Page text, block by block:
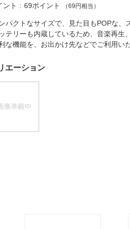
よくある質問・お問合せ
ご利用規約
ント
69ポイント （69円相当）
パクトなサイズで、見た目もPOPな、
テリーも内蔵しているため、音楽再生
な機能を、お出かけ先などでご利用
エーション